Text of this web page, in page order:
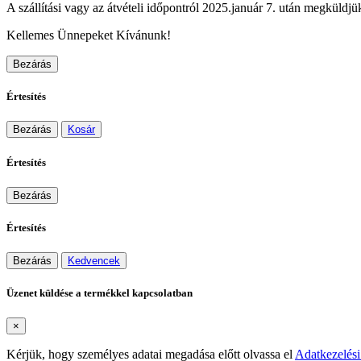
A szállítási vagy az átvételi időpontról 2025.január 7. után
Kellemes Ünnepeket Kívánunk!
Bezárás
Értesítés
Bezárás Kosár
Értesítés
Bezárás
Értesítés
Bezárás Kedvencek
Üzenet küldése a termékkel kapcsolatban
×
Kérjük, hogy személyes adatai megadása előtt olvassa el